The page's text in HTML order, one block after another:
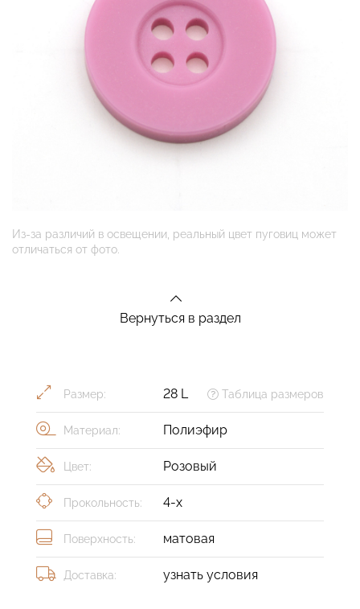
Из-за различий в освещении, реальный цвет пуговиц может
отличаться от фото.
Вернуться в раздел
Размер: 28 L Таблица размеров
Материал: Полиэфир
Цвет: Розовый
Прокольность: 4-х
Поверхность: матовая
Доставка: узнать условия